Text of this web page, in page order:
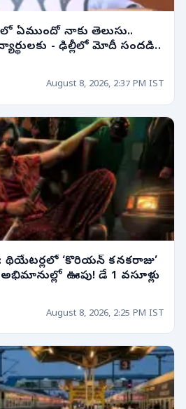
ఏముందో నాకు తెలుసు..
- ఢిల్లీలో మోదీ సందడి..
August 8, 2026, 2:37 PM IST
థియేటర్లలో ‘కొరియన్ కనకరాజు’
ఊపు! డే 1 వసూళ్లు
August 8, 2026, 2:25 PM IST